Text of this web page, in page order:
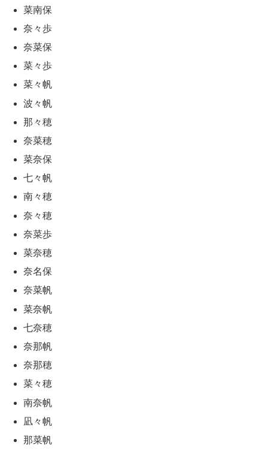
菜南保
奈々歩
奈菜保
菜々歩
菜々帆
波々帆
那々穂
奈菜穂
菜奈保
七々帆
南々穂
奈々穂
奈菜歩
菜奈穂
奈名保
奈菜帆
菜奈帆
七奈穂
奈那帆
奈那穂
菜々穂
南奈帆
凪々帆
那菜帆